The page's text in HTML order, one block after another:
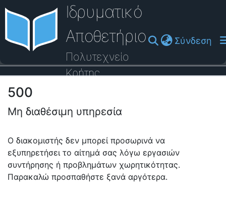
Ιδρυματικό
Αποθετήριο
Πολυτεχνείο
Κρήτης
Σύνδεση
Οδηγός Βοήθειας
500
Μη διαθέσιμη υπηρεσία
Ο διακομιστής δεν μπορεί προσωρινά να
εξυπηρετήσει το αίτημά σας λόγω εργασιών
συντήρησης ή προβλημάτων χωρητικότητας.
Παρακαλώ προσπαθήστε ξανά αργότερα.